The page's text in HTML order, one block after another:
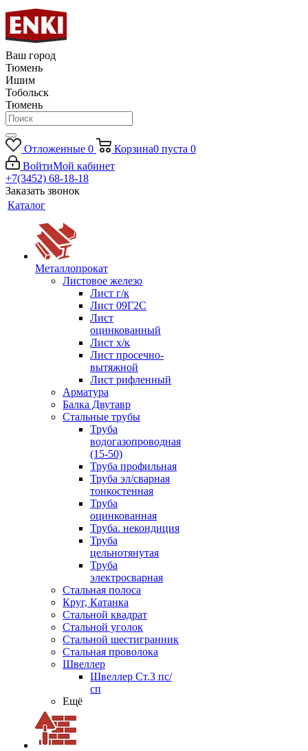
Ваш город
Тюмень
Ишим
Тобольск
Тюмень
Отложенные 0 Корзина0 пуста 0
ВойтиМой кабинет
+7(3452) 68-18-18
Заказать звонок
Каталог
Металлопрокат
Листовое железо
Лист г/к
Лист 09Г2С
Лист
оцинкованный
Лист х/к
Лист просечно-
вытяжной
Лист рифленный
Арматура
Балка Двутавр
Стальные трубы
Труба
водогазопроводная
(15-50)
Труба профильная
Труба эл/сварная
тонкостенная
Труба
оцинкованная
Труба. некондиция
Труба
цельнотянутая
Труба
электросварная
Стальная полоса
Круг, Катанка
Стальной квадрат
Стальной уголок
Стальной шестигранник
Стальная проволока
Швеллер
Швеллер Ст.3 пс/
сп
Ещё